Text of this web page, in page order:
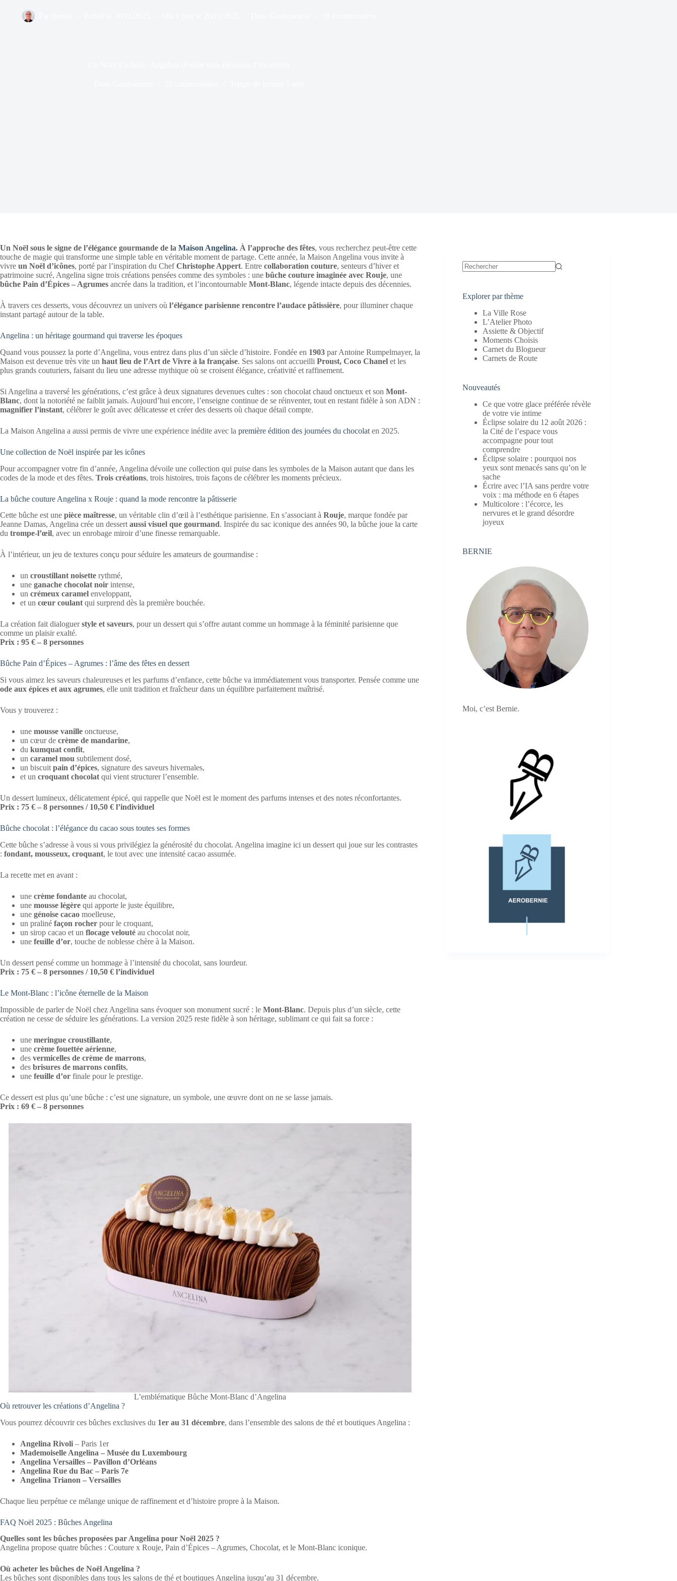
Un Noël sous le signe de l’élégance gourmande de la Maison Angelina. À l’approche des fêtes, vous recherchez peut-être cette
touche de magie qui transforme une simple table en véritable moment de partage. Cette année, la Maison Angelina vous invite à
vivre un Noël d’icônes, porté par l’inspiration du ChefChristophe Appert. Entre collaboration couture, senteurs d’hiver et
patrimoine sucré, Angelina signe trois créations pensées comme des symboles : une bûche couture imaginée avec Rouje, une
bûche Pain d’Épices – Agrumes ancrée dans la tradition, et l’incontournable Mont-Blanc, légende intacte depuis des décennies.
À travers ces desserts, vous découvrez un univers où l’élégance parisienne rencontre l’audace pâtissière, pour illuminer chaque
instant partagé autour de la table.
Angelina : un héritage gourmand qui traverse les époques
Quand vous poussez la porte d’Angelina, vous entrez dans plus d’un siècle d’histoire. Fondée en 1903 par Antoine Rumpelmayer, la
Maison est devenue très vite un haut lieu de l’Art de Vivre à la française. Ses salons ont accueilli Proust, Coco Chanel et les
plus grands couturiers, faisant du lieu une adresse mythique où se croisent élégance, créativité et raffinement.
Si Angelina a traversé les générations, c’est grâce à deux signatures devenues cultes : son chocolat chaud onctueux et son Mont-
Blanc, dont la notoriété ne faiblit jamais. Aujourd’hui encore, l’enseigne continue de se réinventer, tout en restant fidèle à son ADN :
magnifier l’instant, célébrer le goût avec délicatesse et créer des desserts où chaque détail compte.
La Maison Angelina a aussi permis de vivre une expérience inédite avec la première édition des journées du chocolat en 2025.
Une collection de Noël inspirée par les icônes
Pour accompagner votre fin d’année, Angelina dévoile une collection qui puise dans les symboles de la Maison autant que dans les
codes de la mode et des fêtes. Trois créations, trois histoires, trois façons de célébrer les moments précieux.
La bûche couture Angelina x Rouje : quand la mode rencontre la pâtisserie
Cette bûche est une pièce maîtresse, un véritable clin d’œil à l’esthétique parisienne. En s’associant à Rouje, marque fondée par
Jeanne Damas, Angelina crée un dessert aussi visuel que gourmand. Inspirée du sac iconique des années 90, la bûche joue la carte
du trompe-l’œil, avec un enrobage miroir d’une finesse remarquable.
À l’intérieur, un jeu de textures conçu pour séduire les amateurs de gourmandise :
un croustillant noisette rythmé,
une ganache chocolat noir intense,
un crémeux caramel enveloppant,
et un cœur coulant qui surprend dès la première bouchée.
La création fait dialoguerstyle et saveurs, pour un dessert qui s’offre autant comme un hommage à la féminité parisienne que
comme un plaisir exalté.
Prix : 95 € – 8 personnes
Bûche Pain d’Épices – Agrumes : l’âme des fêtes en dessert
Si vous aimez les saveurs chaleureuses et les parfums d’enfance, cette bûche va immédiatement vous transporter. Pensée comme une
ode aux épices et aux agrumes, elle unit tradition et fraîcheur dans un équilibre parfaitement maîtrisé.
Vous y trouverez :
une mousse vanille onctueuse,
un cœur de crème de mandarine,
du kumquat confit,
un caramel mou subtilement dosé,
un biscuit pain d’épices, signature des saveurs hivernales,
et un croquant chocolat qui vient structurer l’ensemble.
Un dessert lumineux, délicatement épicé, qui rappelle que Noël est le moment des parfums intenses et des notes réconfortantes.
Prix : 75 € – 8 personnes / 10,50 € l’individuel
Bûche chocolat : l’élégance du cacao sous toutes ses formes
Cette bûche s’adresse à vous si vous privilégiez la générosité du chocolat. Angelina imagine ici un dessert qui joue sur les contrastes
: fondant, mousseux, croquant, le tout avec une intensité cacao assumée.
La recette met en avant :
une crème fondante au chocolat,
une mousse légère qui apporte le juste équilibre,
une génoise cacao moelleuse,
un praliné façon rocher pour le croquant,
un sirop cacao et un flocage velouté au chocolat noir,
une feuille d’or, touche de noblesse chère à la Maison.
Un dessert pensé comme un hommage à l’intensité du chocolat, sans lourdeur.
Prix : 75 € – 8 personnes / 10,50 € l’individuel
Le Mont-Blanc : l’icône éternelle de la Maison
Impossible de parler de Noël chez Angelina sans évoquer son monument sucré : le Mont-Blanc. Depuis plus d’un siècle, cette
création ne cesse de séduire les générations. La version 2025 reste fidèle à son héritage, sublimant ce qui fait sa force :
une meringue croustillante,
une crème fouettée aérienne,
des vermicelles de crème de marrons,
des brisures de marrons confits,
une feuille d’or finale pour le prestige.
Ce dessert est plus qu’une bûche : c’est une signature, un symbole, une œuvre dont on ne se lasse jamais.
Prix : 69 € – 8 personnes
L’emblématique Bûche Mont-Blanc d’Angelina
Où retrouver les créations d’Angelina ?
Vous pourrez découvrir ces bûches exclusives du 1er au 31 décembre, dans l’ensemble des salons de thé et boutiques Angelina :
Angelina Rivoli – Paris 1er
Mademoiselle Angelina – Musée du Luxembourg
Angelina Versailles – Pavillon d’Orléans
Angelina Rue du Bac – Paris 7e
Angelina Trianon – Versailles
Chaque lieu perpétue ce mélange unique de raffinement et d’histoire propre à la Maison.
FAQ Noël 2025 : Bûches Angelina
Quelles sont les bûches proposées par Angelina pour Noël 2025 ?
Angelina propose quatre bûches : Couture x Rouje, Pain d’Épices – Agrumes, Chocolat, et le Mont-Blanc iconique.
Où acheter les bûches de Noël Angelina ?
Les bûches sont disponibles dans tous les salons de thé et boutiques Angelina jusqu’au 31 décembre.
Explorer par thème
La Ville Rose
L’Atelier Photo
Assiette & Objectif
Moments Choisis
Carnet du Blogueur
Carnets de Route
Nouveautés
Ce que votre glace préférée révèle
de votre vie intime
Éclipse solaire du 12 août 2026 :
la Cité de l’espace vous
accompagne pour tout
comprendre
Éclipse solaire : pourquoi nos
yeux sont menacés sans qu’on le
sache
Écrire avec l’IA sans perdre votre
voix : ma méthode en 6 étapes
Multicolore : l’écorce, les
nervures et le grand désordre
joyeux
BERNIE
Moi, c’est Bernie.